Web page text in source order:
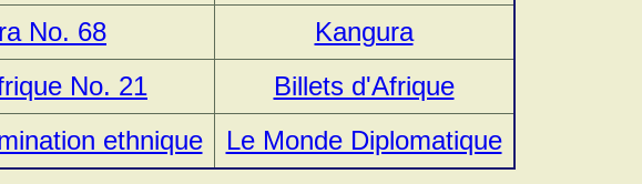
No. 68
Kangura
No. 21
Billets d'Afrique
ethnique Le Monde Diplomatique